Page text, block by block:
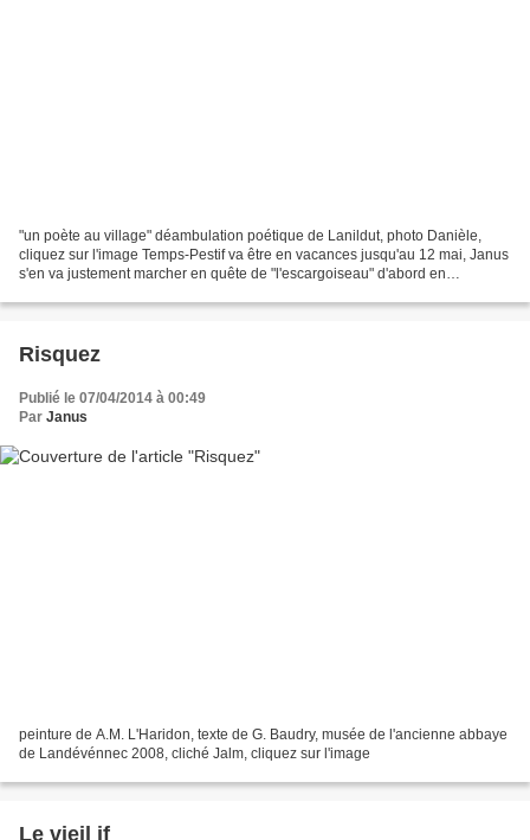
"un poète au village" déambulation poétique de Lanildut, photo Danièle,
cliquez sur l'image Temps-Pestif va être en vacances jusqu'au 12 mai, Janus
s'en va justement marcher en quête de "l'escargoiseau" d'abord en
Risquez
Publié le 07/04/2014 à 00:49
Par Janus
peinture de A.M. L'Haridon, texte de G. Baudry, musée de l'ancienne abbaye
de Landévénnec 2008, cliché Jalm, cliquez sur l'image
Le vieil if